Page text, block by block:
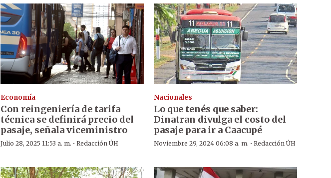
Economía
Con reingeniería de tarifa
técnica se definirá precio del
pasaje, señala viceministro
Julio 28, 2025 11:53 a. m. · Redacción ÚH
Nacionales
Lo que tenés que saber:
Dinatran divulga el costo del
pasaje para ir a Caacupé
Noviembre 29, 2024 06:08 a. m. · Redacción ÚH